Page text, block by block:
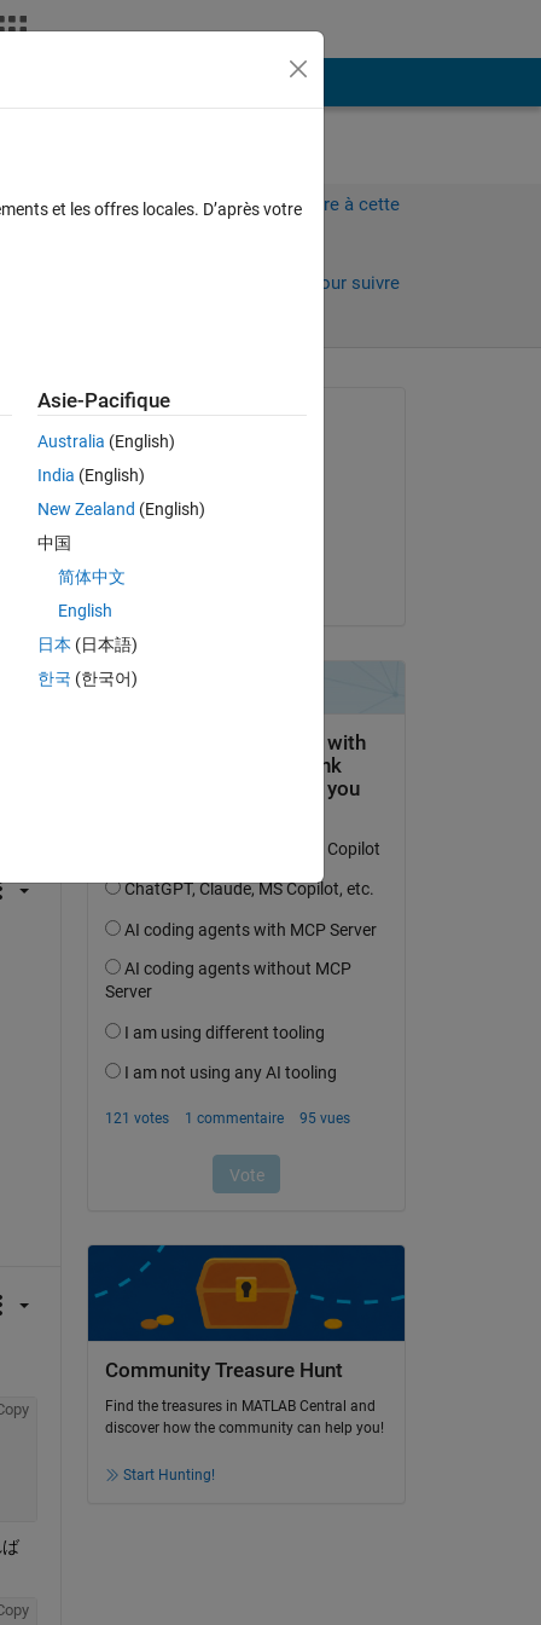
Connectez-vous pour répondre à cette
Connectez-vous pour suivre
Mamoru Mabuchi
le 22 Avr 2020
le 23 Avr 2020
Community Treasure Hunt
Find the treasures in MATLAB Central and
discover how the community can help you!
Start Hunting!
et les offres locales. D’après votre
Asie-Pacifique
Australia (English)
India (English)
New Zealand (English)
中国
简体中文
English
日本 (日本語)
한국 (한국어)